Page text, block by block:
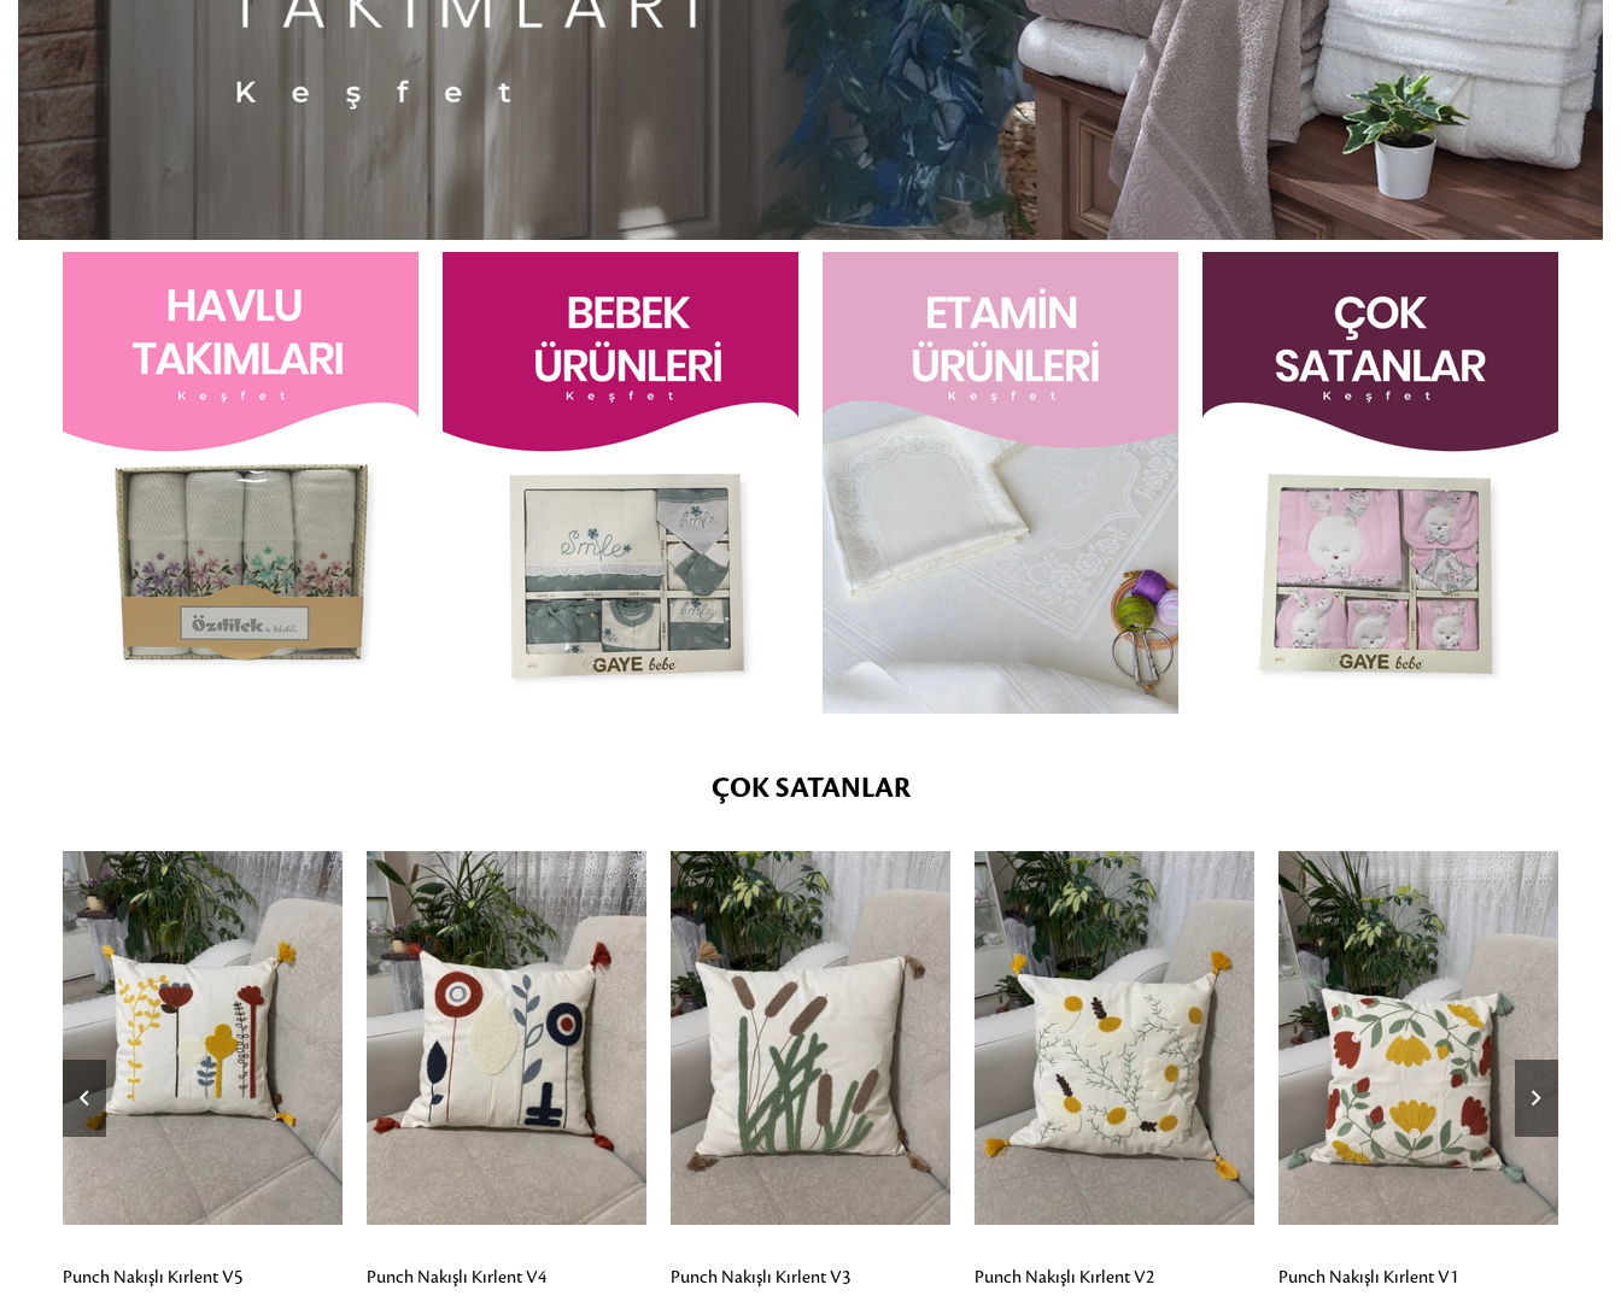
ÇOK SATANLAR
Punch Nakışlı Kırlent V5 Punch Nakışlı Kırlent V4 Punch Nakışlı Kırlent V3 Punch Nakışlı Kırlent V2 Punch Nakışlı Kırlent V1